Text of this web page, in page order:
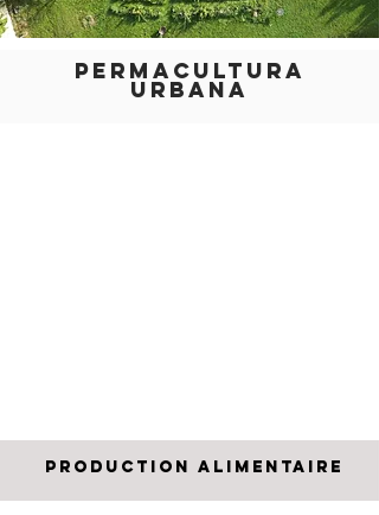
PERMACULTURA
URBANA
PRODUCTION ALIMENTAIRE